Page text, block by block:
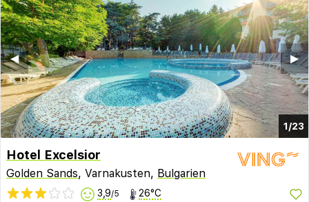
1/23
▶︎
◀︎
Hotel Excelsior
Golden Sands, Varnakusten, Bulgarien
3,9/5 26°C